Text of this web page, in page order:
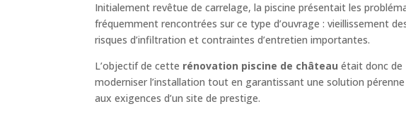
Initialement revêtue de carrelage, la piscine présentait les
fréquemment rencontrées sur ce type d’ouvrage : vieillissement
risques d’infiltration et contraintes d’entretien importantes.
L’objectif de cette rénovation piscine de château était donc de
moderniser l’installation tout en garantissant une solution
aux exigences d’un site de prestige.